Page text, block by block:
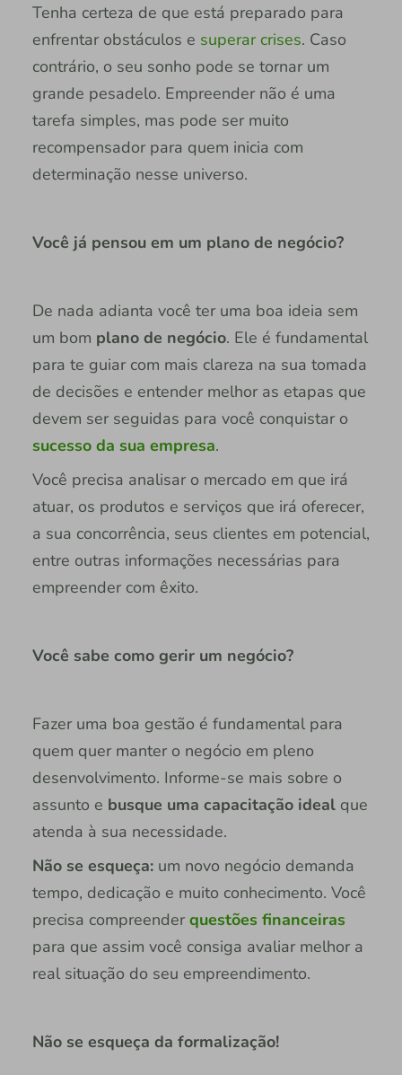
Tenha certeza de que está preparado para
enfrentar obstáculos e superar crises. Caso
contrário, o seu sonho pode se tornar um
grande pesadelo. Empreender não é uma
tarefa simples, mas pode ser muito
recompensador para quem inicia com
determinação nesse universo.
Você já pensou em um plano de negócio?
De nada adianta você ter uma boa ideia sem
um bom plano de negócio. Ele é fundamental
para te guiar com mais clareza na sua tomada
de decisões e entender melhor as etapas que
devem ser seguidas para você conquistar o
sucesso da sua empresa.
Você precisa analisar o mercado em que irá
atuar, os produtos e serviços que irá oferecer,
a sua concorrência, seus clientes em potencial,
entre outras informações necessárias para
empreender com êxito.
Você sabe como gerir um negócio?
Fazer uma boa gestão é fundamental para
quem quer manter o negócio em pleno
desenvolvimento. Informe-se mais sobre o
assunto e busque uma capacitação idealque
atenda à sua necessidade.
Não se esqueça:um novo negócio demanda
tempo, dedicação e muito conhecimento. Você
precisa compreender questões financeiras
para que assim você consiga avaliar melhor a
real situação do seu empreendimento.
Não se esqueça da formalização!